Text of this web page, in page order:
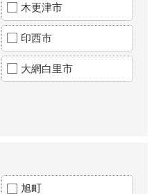
木更津市
印西市
大網白里市
旭町